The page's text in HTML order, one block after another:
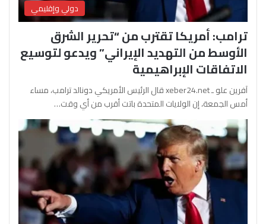
دولي وإقليمي
ترامب: أمريكا تقترب من “تحرير الشرق
الأوسط من التهديد الإيراني” ويدعو لتوسيع
الاتفاقات الإبراهيمية
آفرين علو ـ xeber24.net قال الرئيس الأمريكي دونالد ترامب، مساء
أمس الجمعة، إن الولايات المتحدة باتت أقرب من أي وقت…